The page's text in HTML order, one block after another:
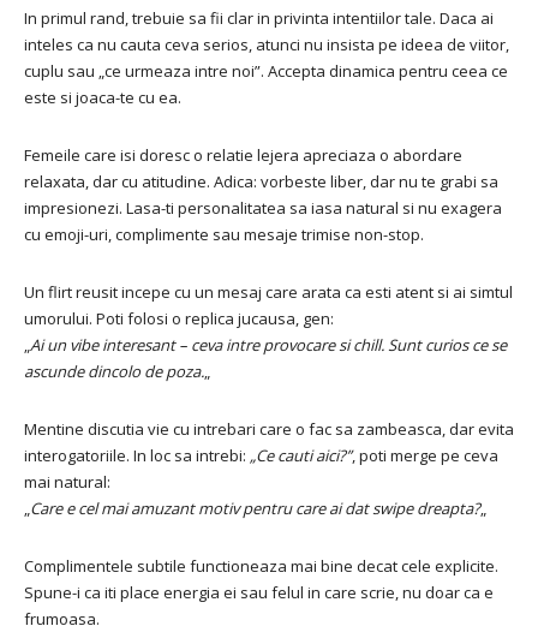
In primul rand, trebuie sa fii clar in privinta intentiilor tale. Daca ai
inteles ca nu cauta ceva serios, atunci nu insista pe ideea de viitor,
cuplu sau „ce urmeaza intre noi”. Accepta dinamica pentru ceea ce
este si joaca-te cu ea.
Femeile care isi doresc o relatie lejera apreciaza o abordare
relaxata, dar cu atitudine. Adica: vorbeste liber, dar nu te grabi sa
impresionezi. Lasa-ti personalitatea sa iasa natural si nu exagera
cu emoji-uri, complimente sau mesaje trimise non-stop.
Un flirt reusit incepe cu un mesaj care arata ca esti atent si ai simtul
umorului. Poti folosi o replica jucausa, gen:
„Ai un vibe interesant – ceva intre provocare si chill. Sunt curios ce se
ascunde dincolo de poza.„
Mentine discutia vie cu intrebari care o fac sa zambeasca, dar evita
interogatoriile. In loc sa intrebi: „Ce cauti aici?”, poti merge pe ceva
mai natural:
„Care e cel mai amuzant motiv pentru care ai dat swipe dreapta?„
Complimentele subtile functioneaza mai bine decat cele explicite.
Spune-i ca iti place energia ei sau felul in care scrie, nu doar ca e
frumoasa.